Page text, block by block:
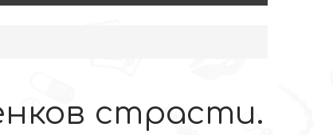
страсти.